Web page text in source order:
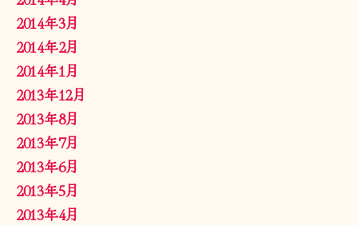
2014年3月
2014年2月
2014年1月
2013年12月
2013年8月
2013年7月
2013年6月
2013年5月
2013年4月